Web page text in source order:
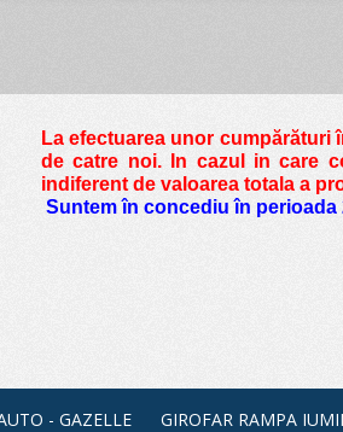
La efectuarea unor cumpărături
de catre noi. In cazul in care
indiferent de valoarea totala a
Suntem în concediu în perioada
- GAZELLE GIROFAR RAMPA